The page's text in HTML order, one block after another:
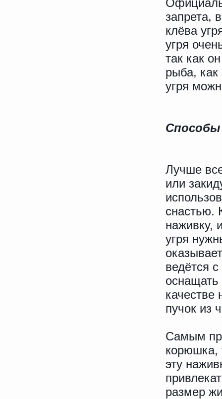
запрета,
клёва
угря
так как
рыба, как
угря
Лучше
или
снастью.
наживку,
угря
ведётся
качестве
пучок из
Самым
корюшка,
эту
размер